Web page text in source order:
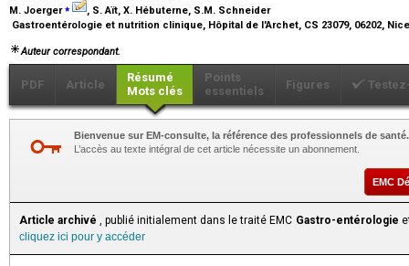
M. Joerger⁎
, S. Aït, X. Hébuterne, S.M. Schneider
Gastroentérologie et nutrition clinique, Hôpital de l'Archet, CS 23079, 06202,
Auteur correspondant.
PDF Article
Résumé
Mots clés
Points
essentiels
Figures
Bienvenue sur EM-consulte, la référence des professionnels de santé.
L’accès au texte intégral de cet article nécessite un abonnement.
EMC
Article archivé , publié initialement dans le traité EMC Gastro-entérologie
cliquez ici pour y accéder